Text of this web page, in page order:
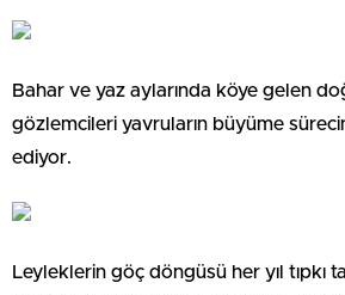
Bahar ve yaz aylarında köye gelen
gözlemcileri yavruların büyüme
ediyor.
Leyleklerin göç döngüsü her yıl tıpkı